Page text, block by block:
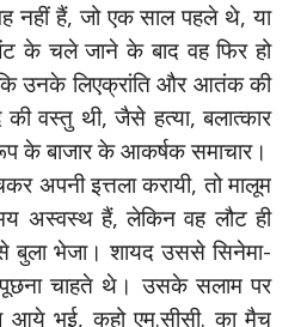
नहीं हैं, जो एक साल पहले थे, या
के चले जाने के बाद वह फिर हो
उनके लिएक्रांति और आतंक की
की वस्तु थी, जैसे हत्या, बलात्कार
के बाजार के आकर्षक समाचार।
अपनी इत्तला करायी, तो मालूम
अस्वस्थ हैं, लेकिन वह लौट ही
बुला भेजा। शायद उससे सिनेमा-
चाहते थे। उसके सलाम पर
भई, कहो एम.सीसी. का मैच